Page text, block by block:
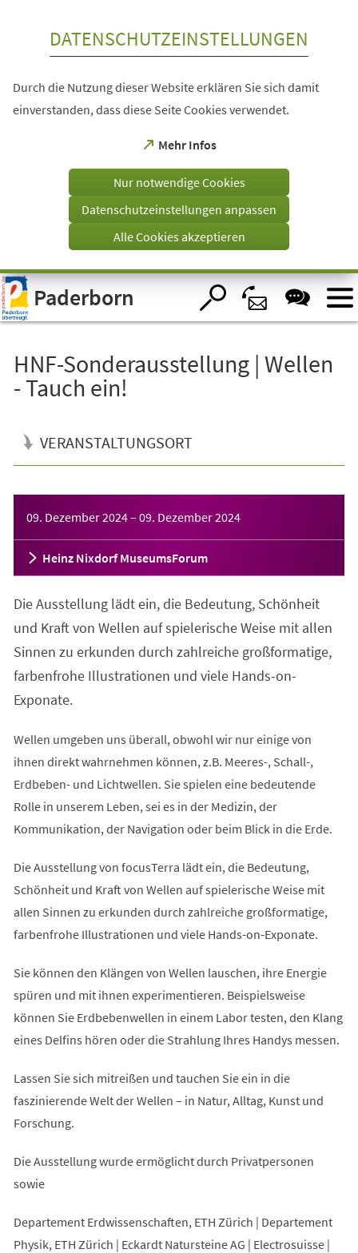
Visuelle
Assistenzsoftware
öffnen.
DATENSCHUTZEINSTELLUNGEN
Durch die Nutzung dieser Website erklären Sie sich damit
einverstanden, dass diese Seite Cookies verwendet.
Mehr Infos
(Öffnet
einem
Tab)
Nur notwendige Cookies
Datenschutzeinstellungen anpassen
Alle Cookies akzeptieren
Paderborn
HNF-Sonderausstellung | Wellen
- Tauch ein!
VERANSTALTUNGSORT
09. Dezember 2024– 09. Dezember 2024
Heinz Nixdorf MuseumsForum
Die Ausstellung lädt ein, die Bedeutung, Schönheit
und Kraft von Wellen auf spielerische Weise mit allen
Sinnen zu erkunden durch zahlreiche großformatige,
farbenfrohe Illustrationen und viele Hands-on-
Exponate.
Wellen umgeben uns überall, obwohl wir nur einige von
ihnen direkt wahrnehmen können, z.B. Meeres-, Schall-,
Erdbeben- und Lichtwellen. Sie spielen eine bedeutende
Rolle in unserem Leben, sei es in der Medizin, der
Kommunikation, der Navigation oder beim Blick in die Erde.
Die Ausstellung von focusTerra lädt ein, die Bedeutung,
Schönheit und Kraft von Wellen auf spielerische Weise mit
allen Sinnen zu erkunden durch zahlreiche großformatige,
farbenfrohe Illustrationen und viele Hands-on-Exponate.
Sie können den Klängen von Wellen lauschen, ihre Energie
spüren und mit ihnen experimentieren. Beispielsweise
können Sie Erdbebenwellen in einem Labor testen, den Klang
eines Delfins hören oder die Strahlung Ihres Handys messen.
Lassen Sie sich mitreißen und tauchen Sie ein in die
faszinierende Welt der Wellen – in Natur, Alltag, Kunst und
Forschung.
Die Ausstellung wurde ermöglicht durch Privatpersonen
sowie
Departement Erdwissenschaften, ETH Zürich | Departement
Physik, ETH Zürich | Eckardt Natursteine AG | Electrosuisse |